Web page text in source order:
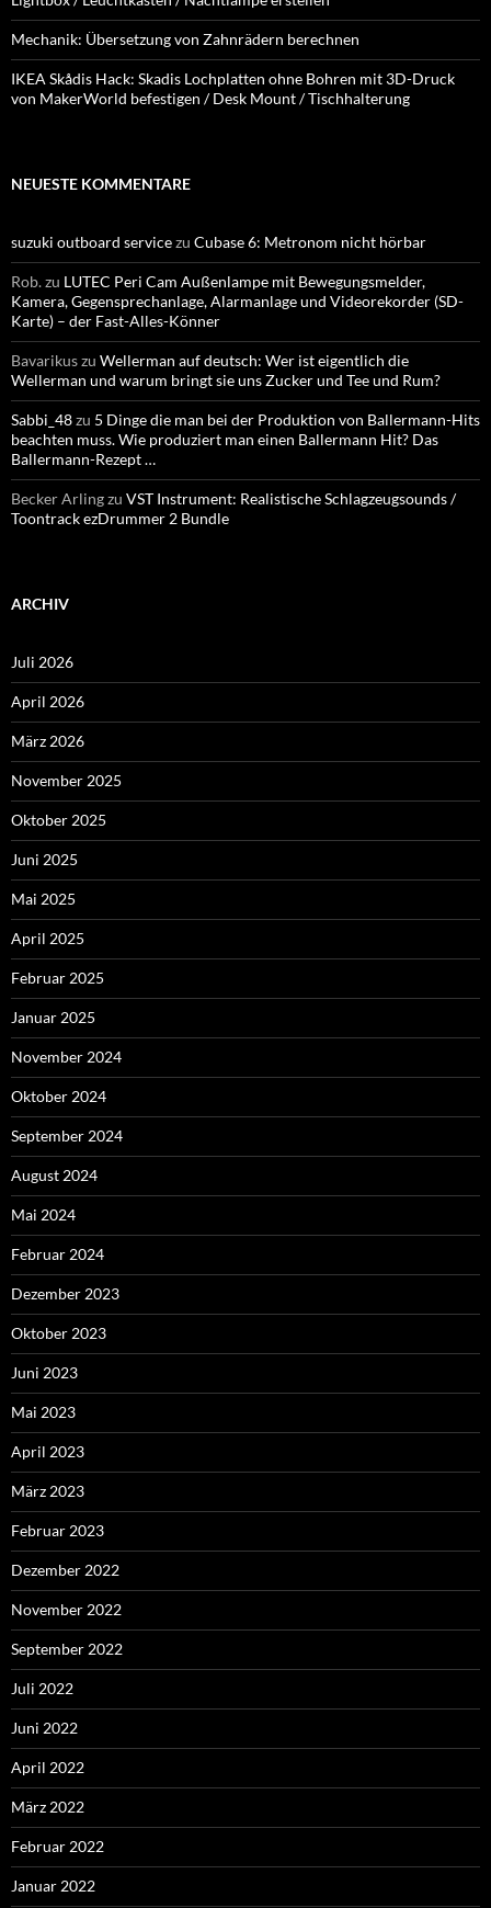
Mechanik: Übersetzung von Zahnrädern berechnen
IKEA Skådis Hack: Skadis Lochplatten ohne Bohren mit 3D-Druck
von MakerWorld befestigen / Desk Mount / Tischhalterung
NEUESTE KOMMENTARE
suzuki outboard servicezu Cubase 6: Metronom nicht hörbar
Rob.zu LUTEC Peri Cam Außenlampe mit Bewegungsmelder,
Kamera, Gegensprechanlage, Alarmanlage und Videorekorder (SD-
Karte) – der Fast-Alles-Könner
Bavarikuszu Wellerman auf deutsch: Wer ist eigentlich die
Wellerman und warum bringt sie uns Zucker und Tee und Rum?
Sabbi_48zu 5 Dinge die man bei der Produktion von Ballermann-Hits
beachten muss. Wie produziert man einen Ballermann Hit? Das
Ballermann-Rezept …
Becker Arlingzu VST Instrument: Realistische Schlagzeugsounds /
Toontrack ezDrummer 2 Bundle
ARCHIV
Juli 2026
April 2026
März 2026
November 2025
Oktober 2025
Juni 2025
Mai 2025
April 2025
Februar 2025
Januar 2025
November 2024
Oktober 2024
September 2024
August 2024
Mai 2024
Februar 2024
Dezember 2023
Oktober 2023
Juni 2023
Mai 2023
April 2023
März 2023
Februar 2023
Dezember 2022
November 2022
September 2022
Juli 2022
Juni 2022
April 2022
März 2022
Februar 2022
Januar 2022